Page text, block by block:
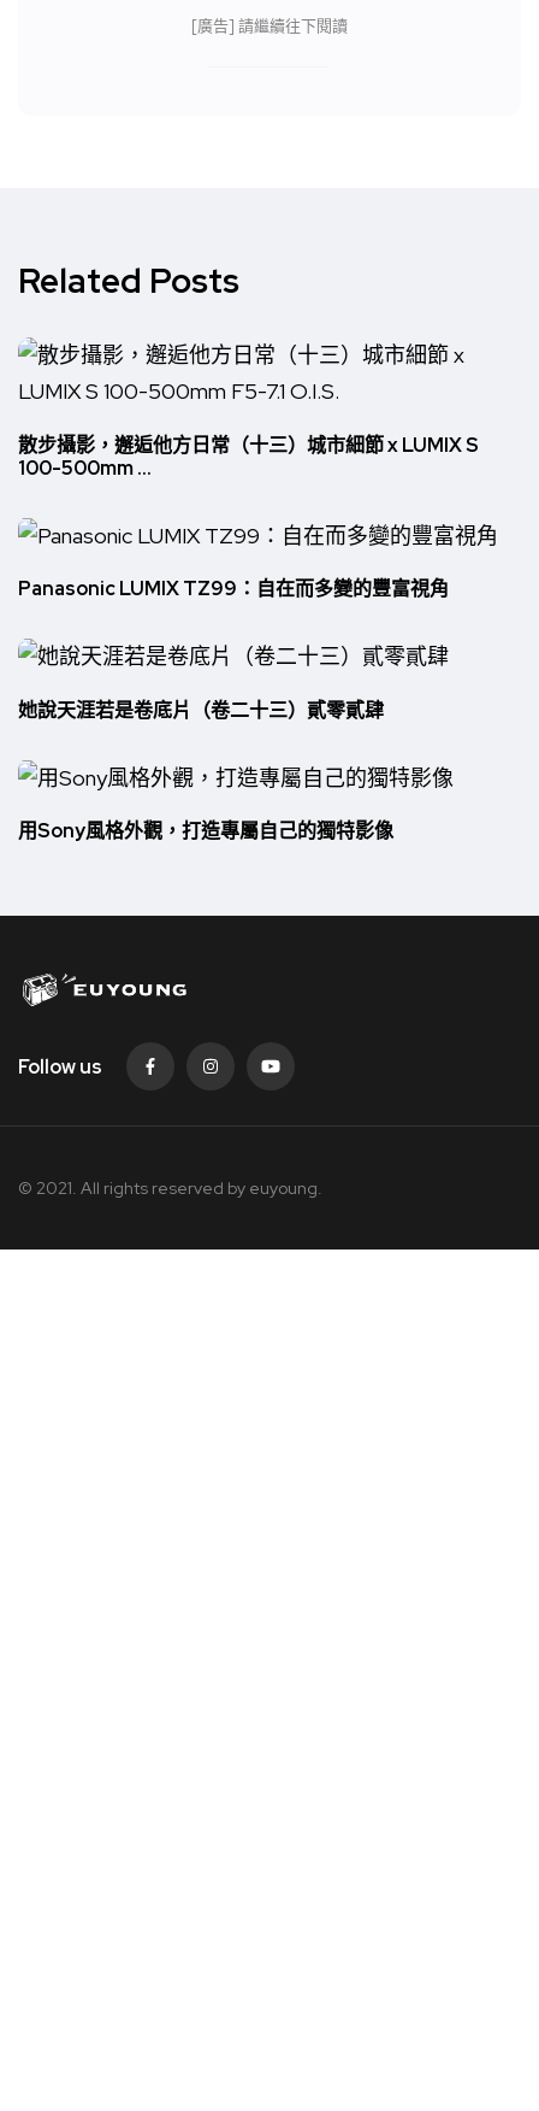
[廣告] 請繼續往下閱讀
Related Posts
散步攝影，邂逅他方日常（十三）城市細節 x LUMIX S
100-500mm ...
Panasonic LUMIX TZ99：自在而多變的豐富視角
她說天涯若是卷底片（卷二十三）貳零貳肆
用Sony風格外觀，打造專屬自己的獨特影像
Follow us
© 2021. All rights reserved by euyoung.